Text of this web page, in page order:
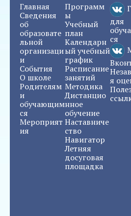
Главная
Сведения
об
образовате
льной
организаци
и
События
О школе
Родителям
и
обучающим
ся
Мероприят
ия
Программ
ы
Учебный
план
Календарн
ый учебный
график
Расписание
занятий
Методика
Дистанцио
нное
обучение
Наставниче
ство
Навигатор
Летняя
досуговая
площадка
для
ся
я